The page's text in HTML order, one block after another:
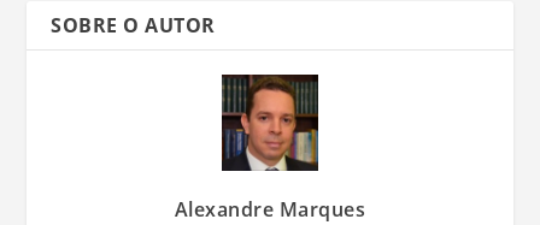
SOBRE O AUTOR
Alexandre Marques